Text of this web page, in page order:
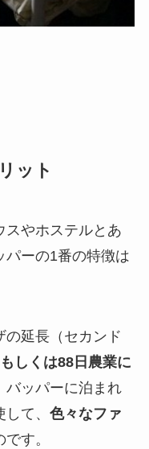
ット
スやホステルとあ
パーの1番の特徴は
の延長（セカンド
しくは88日農業に
バッパーに泊まれ
て、 色々なファ
です。